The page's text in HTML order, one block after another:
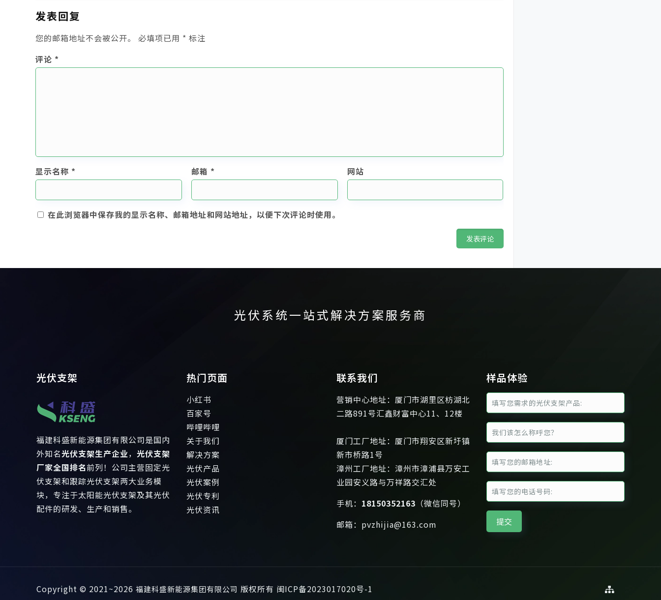
发表回复
您的邮箱地址不会被公开。 必填项已用 * 标注
评论 *
显示名称 * 邮箱 * 网站
在此浏览器中保存我的显示名称、邮箱地址和网站地址，以便下次评论时使用。
光伏系统一站式解决方案服务商
光伏支架
福建科盛新能源集团有限公司是国内
外知名光伏支架生产企业，光伏支架
厂家全国排名前列！公司主营固定光
伏支架和跟踪光伏支架两大业务模
块，专注于太阳能光伏支架及其光伏
配件的研发、生产和销售。
热门页面
小红书
百家号
哔哩哔哩
关于我们
解决方案
光伏产品
光伏案例
光伏专利
光伏资讯
联系我们
营销中心地址：厦门市湖里区枋湖北
二路891号汇鑫财富中心11、12楼
厦门工厂地址：厦门市翔安区新圩镇
新市桥路1号
漳州工厂地址：漳州市漳浦县万安工
业园安义路与万祥路交汇处
手机： 18150352163 （微信同号）
邮箱： pvzhijia@163.com
样品体验
Copyright © 2021~2026福建科盛新能源集团有限公司 版权所有 闽ICP备2023017020号-1